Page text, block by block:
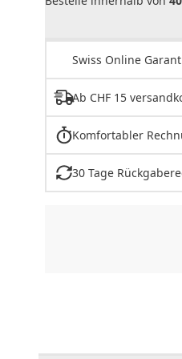
Swiss Online
Ab CHF 15
Komfortabler
30 Tage